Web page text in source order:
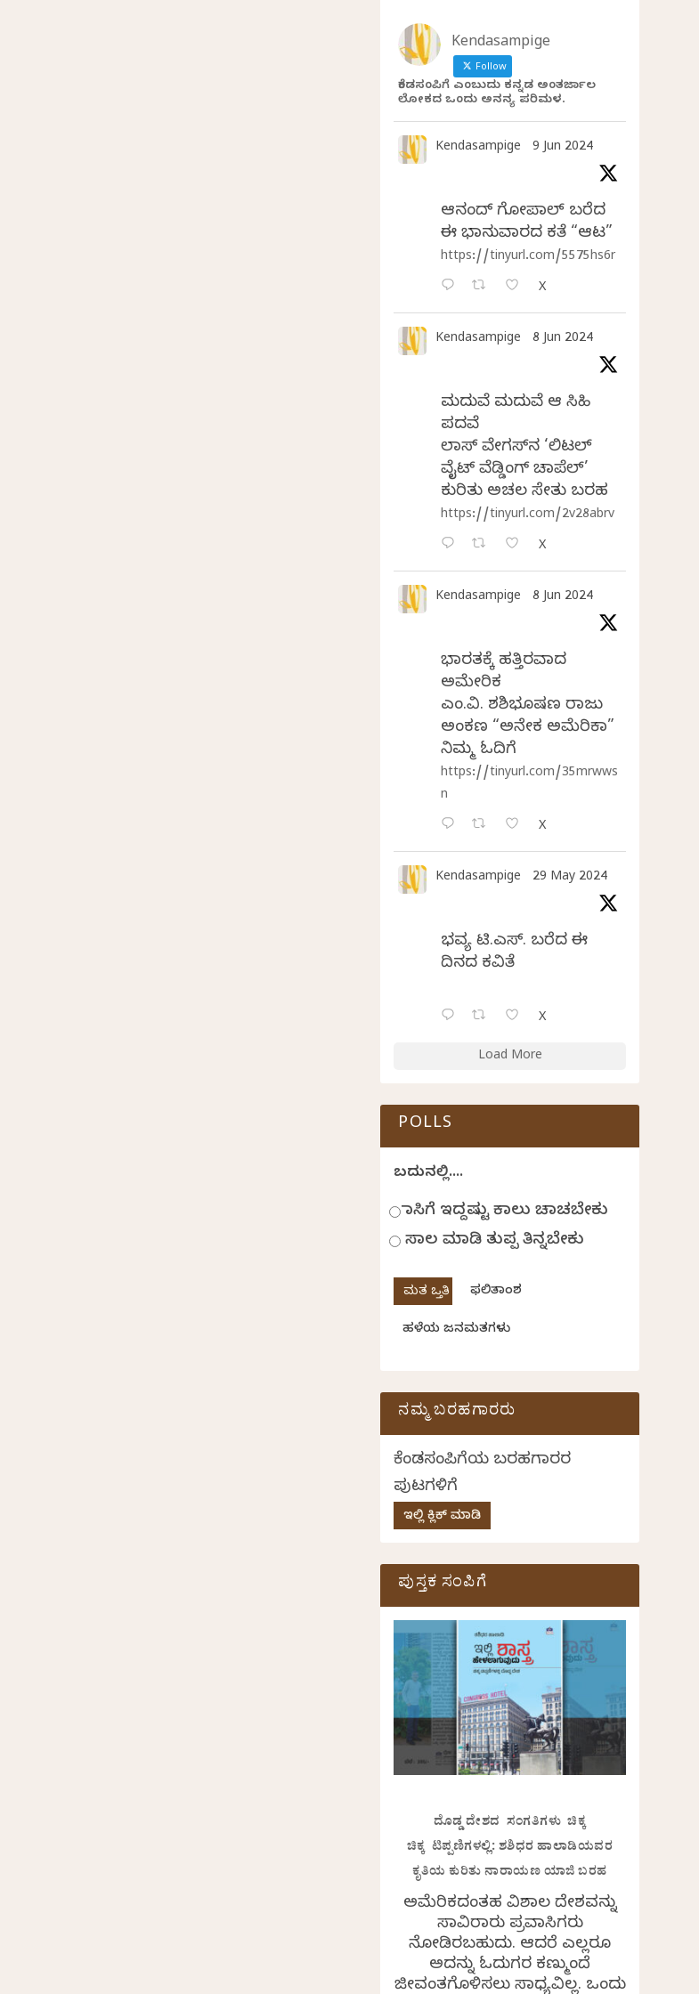
Kendasampige
Follow
ಕೆಂಡಸಂಪಿಗೆ ಎಂಬುದು ಕನ್ನಡ ಅಂತರ್ಜಾಲ
ಲೋಕದ ಒಂದು ಅನನ್ಯ ಪರಿಮಳ.
Kendasampige 9 Jun 2024
ಆನಂದ್‌ ಗೋಪಾಲ್‌ ಬರೆದ
ಈ ಭಾನುವಾರದ ಕತೆ “ಆಟ”
https://tinyurl.com/5575hs6r
X
Kendasampige 8 Jun 2024
ಮದುವೆ ಮದುವೆ ಆ ಸಿಹಿ
ಪದವೆ
ಲಾಸ್‌ ವೇಗಸ್‌ನ ‘ಲಿಟಲ್
ವೈಟ್ ವೆಡ್ಡಿಂಗ್ ಚಾಪೆಲ್’
ಕುರಿತು ಅಚಲ ಸೇತು ಬರಹ
https://tinyurl.com/2v28abrv
X
Kendasampige 8 Jun 2024
ಭಾರತಕ್ಕೆ ಹತ್ತಿರವಾದ
ಅಮೇರಿಕ
ಎಂ.ವಿ. ಶಶಿಭೂಷಣ ರಾಜು
ಅಂಕಣ “ಅನೇಕ ಅಮೆರಿಕಾ”
ನಿಮ್ಮ ಓದಿಗೆ
https://tinyurl.com/35mrwws
n
X
Kendasampige 29 May 2024
ಭವ್ಯ ಟಿ.ಎಸ್. ಬರೆದ ಈ
ದಿನದ ಕವಿತೆ
X
Load More
POLLS
ಬದುಕಿನಲ್ಲಿ....
ಹಾಸಿಗೆ ಇದ್ದಷ್ಟು ಕಾಲು ಚಾಚಬೇಕು
ಸಾಲ ಮಾಡಿ ತುಪ್ಪ ತಿನ್ನಬೇಕು
ಫಲಿತಾಂಶ
ಹಳೆಯ ಜನಮತಗಳು
ನಮ್ಮ ಬರಹಗಾರರು
ಕೆಂಡಸಂಪಿಗೆಯ ಬರಹಗಾರರ
ಪುಟಗಳಿಗೆ
ಇಲ್ಲಿ ಕ್ಲಿಕ್ ಮಾಡಿ
ಪುಸ್ತಕ ಸಂಪಿಗೆ
ದೊಡ್ಡ ದೇಶದ ಸಂಗತಿಗಳು ಚಿಕ್ಕ
ಚಿಕ್ಕ ಟಿಪ್ಪಣಿಗಳಲ್ಲಿ: ಶಶಿಧರ ಹಾಲಾಡಿಯವರ
ಕೃತಿಯ ಕುರಿತು ನಾರಾಯಣ ಯಾಜಿ ಬರಹ
ಅಮೆರಿಕದಂತಹ ವಿಶಾಲ ದೇಶವನ್ನು
ಸಾವಿರಾರು ಪ್ರವಾಸಿಗರು
ನೋಡಿರಬಹುದು. ಆದರೆ ಎಲ್ಲರೂ
ಅದನ್ನು ಓದುಗರ ಕಣ್ಮುಂದೆ
ಜೀವಂತಗೊಳಿಸಲು ಸಾಧ್ಯವಿಲ್ಲ. ಒಂದು